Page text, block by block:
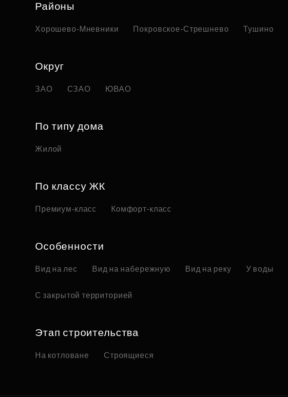
Районы
Хорошево-Мневники Покровское-Стрешнево Тушино
Округ
ЗАО СЗАО ЮВАО
По типу дома
Жилой
По классу ЖК
Премиум-класс Комфорт-класс
Особенности
Вид на лес Вид на набережную Вид на реку У воды
С закрытой территорией
Этап строительства
На котловане Строящиеся